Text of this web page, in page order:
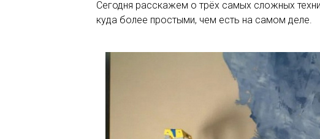
Сегодня расскажем о трёх самых сложных
куда более простыми, чем есть на самом деле.